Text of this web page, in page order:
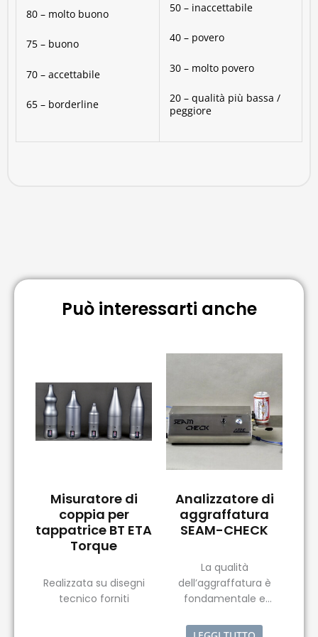
80 – molto buono
75 – buono
70 – accettabile
65 – borderline
50 – inaccettabile
40 – povero
30 – molto povero
20 – qualità più bassa /
peggiore
Può interessarti anche
Misuratore di
coppia per
tappatrice BT ETA
Torque
Realizzata su disegni
tecnico forniti
Analizzatore di
aggraffatura
SEAM-CHECK
La qualità
dell’aggraffatura è
fondamentale e
sicurezza del prodotto.